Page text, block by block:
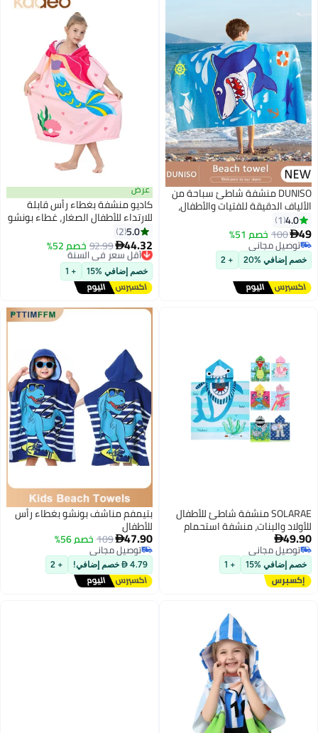
DUNISO منشفة شاطئ سباحة من
الألياف الدقيقة للفتيات والأطفال،
ناعمة جداً، ماصة، سريعة الجفاف،
خفيفة الوزن، خالية من الرمال،
بطانية شاطئ بطبعة حورية البحر
الأنيقة، مثالية للاستحمام والرياضة
والسفر والشاطئ والسباحة والتخييم
4.0
1
49
100 خصم 51%
توصيل مجاني
توصيل مجاني
خصم إضافي %20 + 2
عرض
كاديو منشفة بغطاء رأس قابلة
للارتداء للأطفال الصغار، غطاء بونشو
للسباحة في الحمام/المسبح/
الشاطئ، منشفة بغطاء رأس
بتصميم حورية البحر، بونشو منشفة
شاطئ للاستحمام/المسبح/غطاء
للسباحة في الشاطئ 150 × 75 سم
5.0
2
44.32
92.99خصم 52%
أقل سعر في السنة
توصيل مجاني
أقل سعر في السنة
خصم إضافي %15 + 1
SOLARAE منشفة شاطئ للأطفال
للأولاد والبنات، منشفة استحمام
بغطاء رأس، منشفة مسبح للأطفال
مع غطاء رأس 60 * 120 سم
49.90
توصيل مجاني
توصيل مجاني
خصم إضافي %15 + 1
بتيمفم مناشف بونشو بغطاء رأس
للأطفال
47.90
109 خصم 56%
توصيل مجاني
توصيل مجاني
4.79  خصم إضافي! + 2